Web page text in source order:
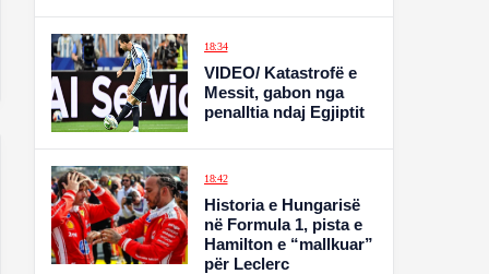
18:34
VIDEO/ Katastrofë e
Messit, gabon nga
penalltia ndaj Egjiptit
18:42
Historia e Hungarisë
në Formula 1, pista e
Hamilton e “mallkuar”
për Leclerc